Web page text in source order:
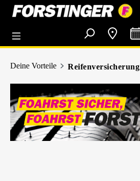
springen
Deine Vorteile Reifenversicherung